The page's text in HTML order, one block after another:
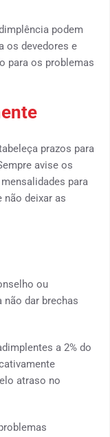
podem
os devedores e
para os problemas
prazos para
avise os
para
não deixar as
ou
não dar brechas
a 2% do
atraso no